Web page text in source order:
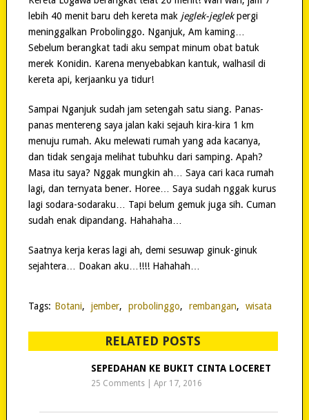
lebih 40 menit baru deh kereta mak jeglek-jeglekpergi
meninggalkan Probolinggo. Nganjuk, Am kaming…
Sebelum berangkat tadi aku sempat minum obat batuk
merek Konidin. Karena menyebabkan kantuk, walhasil di
kereta api, kerjaanku ya tidur!
Sampai Nganjuk sudah jam setengah satu siang. Panas-
panas mentereng saya jalan kaki sejauh kira-kira 1 km
menuju rumah. Aku melewati rumah yang ada kacanya,
dan tidak sengaja melihat tubuhku dari samping. Apah?
Masa itu saya? Nggak mungkin ah… Saya cari kaca rumah
lagi, dan ternyata bener. Horee… Saya sudah nggak kurus
lagi sodara-sodaraku… Tapi belum gemuk juga sih. Cuman
sudah enak dipandang. Hahahaha…
Saatnya kerja keras lagi ah, demi sesuwap ginuk-ginuk
sejahtera… Doakan aku…!!!! Hahahah…
Tags: Botani, jember, probolinggo, rembangan, wisata
RELATED POSTS
SEPEDAHAN KE BUKIT CINTA LOCERET
25 Comments |Apr 17, 2016